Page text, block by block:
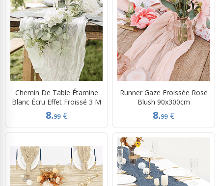
Chemin De Table Étamine
Blanc Écru Effet Froissé 3 M
8.99 €
Runner Gaze Froissée Rose
Blush 90x300cm
8.99 €